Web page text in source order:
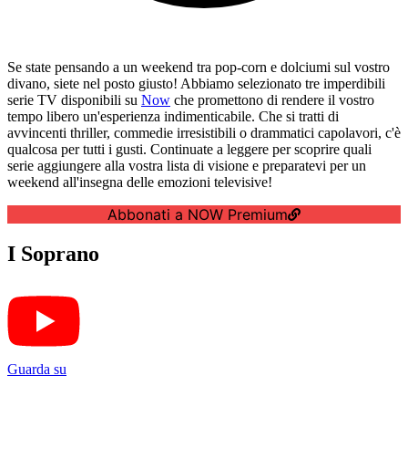
Se state pensando a un weekend tra pop-corn e dolciumi sul vostro
divano, siete nel posto giusto! Abbiamo selezionato tre imperdibili
serie TV disponibili su Now che promettono di rendere il vostro
tempo libero un'esperienza indimenticabile. Che si tratti di
avvincenti thriller, commedie irresistibili o drammatici capolavori, c'è
qualcosa per tutti i gusti. Continuate a leggere per scoprire quali
serie aggiungere alla vostra lista di visione e preparatevi per un
weekend all'insegna delle emozioni televisive!
Abbonati a NOW Premium
I Soprano
Guarda su